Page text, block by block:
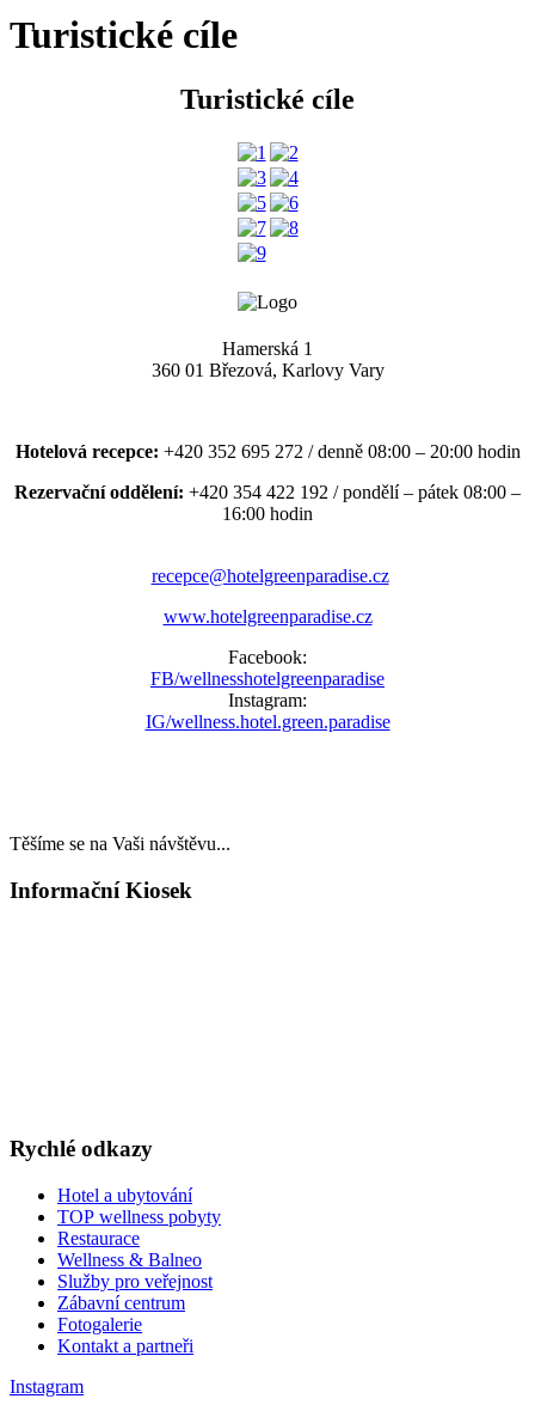
Turistické cíle
Turistické cíle
Hamerská 1
360 01 Březová, Karlovy Vary
Hotelová recepce: +420 352 695 272 / denně 08:00 – 20:00 hodin
Rezervační oddělení: +420 354 422 192 / pondělí – pátek 08:00 –
16:00 hodin
recepce@hotelgreenparadise.cz
www.hotelgreenparadise.cz
Facebook:
FB/wellnesshotelgreenparadise
Instagram:
IG/wellness.hotel.green.paradise
Těšíme se na Vaši návštěvu...
Informační Kiosek
Rychlé odkazy
Hotel a ubytování
TOP wellness pobyty
Restaurace
Wellness & Balneo
Služby pro veřejnost
Zábavní centrum
Fotogalerie
Kontakt a partneři
Instagram